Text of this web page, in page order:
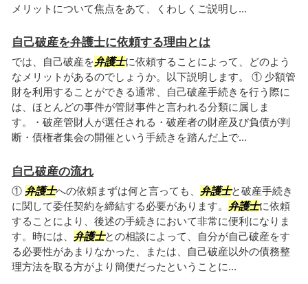
メリットについて焦点をあて、くわしくご説明し...
自己破産を弁護士に依頼する理由とは
では、自己破産を弁護士に依頼することによって、どのよう
なメリットがあるのでしょうか。以下説明します。 ① 少額管
財を利用することができる通常、自己破産手続きを行う際に
は、ほとんどの事件が管財事件と言われる分類に属しま
す。・破産管財人が選任される・破産者の財産及び負債が判
断・債権者集会の開催という手続きを踏んだ上で...
自己破産の流れ
① 弁護士への依頼まずは何と言っても、 弁護士と破産手続き
に関して委任契約を締結する必要があります。 弁護士に依頼
することにより、後述の手続きにおいて非常に便利になりま
す。時には、 弁護士との相談によって、自分が自己破産をす
る必要性があまりなかった、または、自己破産以外の債務整
理方法を取る方がより簡便だったということに...